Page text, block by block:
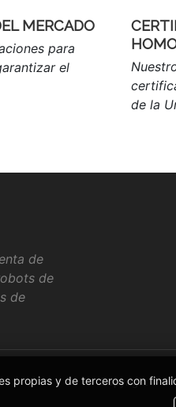
MERCADO
para
el
de la
de
de
de
Copyright ©
propias y de terceros con